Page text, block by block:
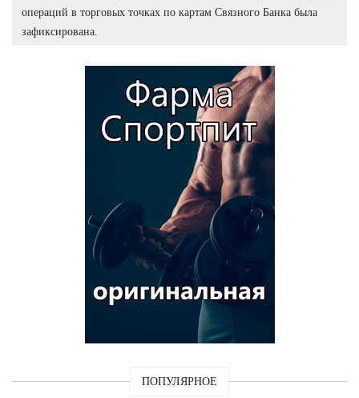
операций в торговых точках по картам Связного Банка была
зафиксирована.
ПОПУЛЯРНОЕ